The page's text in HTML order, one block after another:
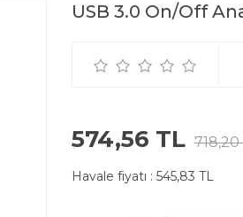
USB 3.0 On/Off
574,56 TL 718,20
Havale fiyatı : 545,83 TL